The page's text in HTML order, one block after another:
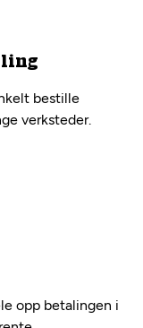
bestille
verksteder.
opp betalingen i